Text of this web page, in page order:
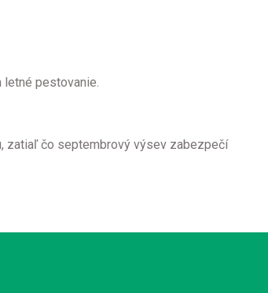
letné pestovanie.
zatiaľ čo septembrový výsev zabezpečí